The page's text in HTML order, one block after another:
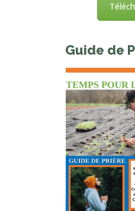
Guide de